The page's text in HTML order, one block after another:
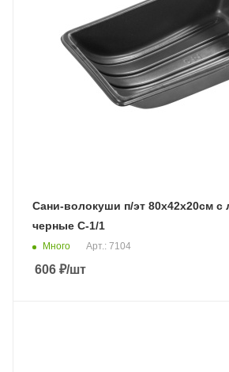
Сани-волокуши п/эт 80х42х20см с
черные С-1/1
Много Арт.: 7104
606 ₽/шт